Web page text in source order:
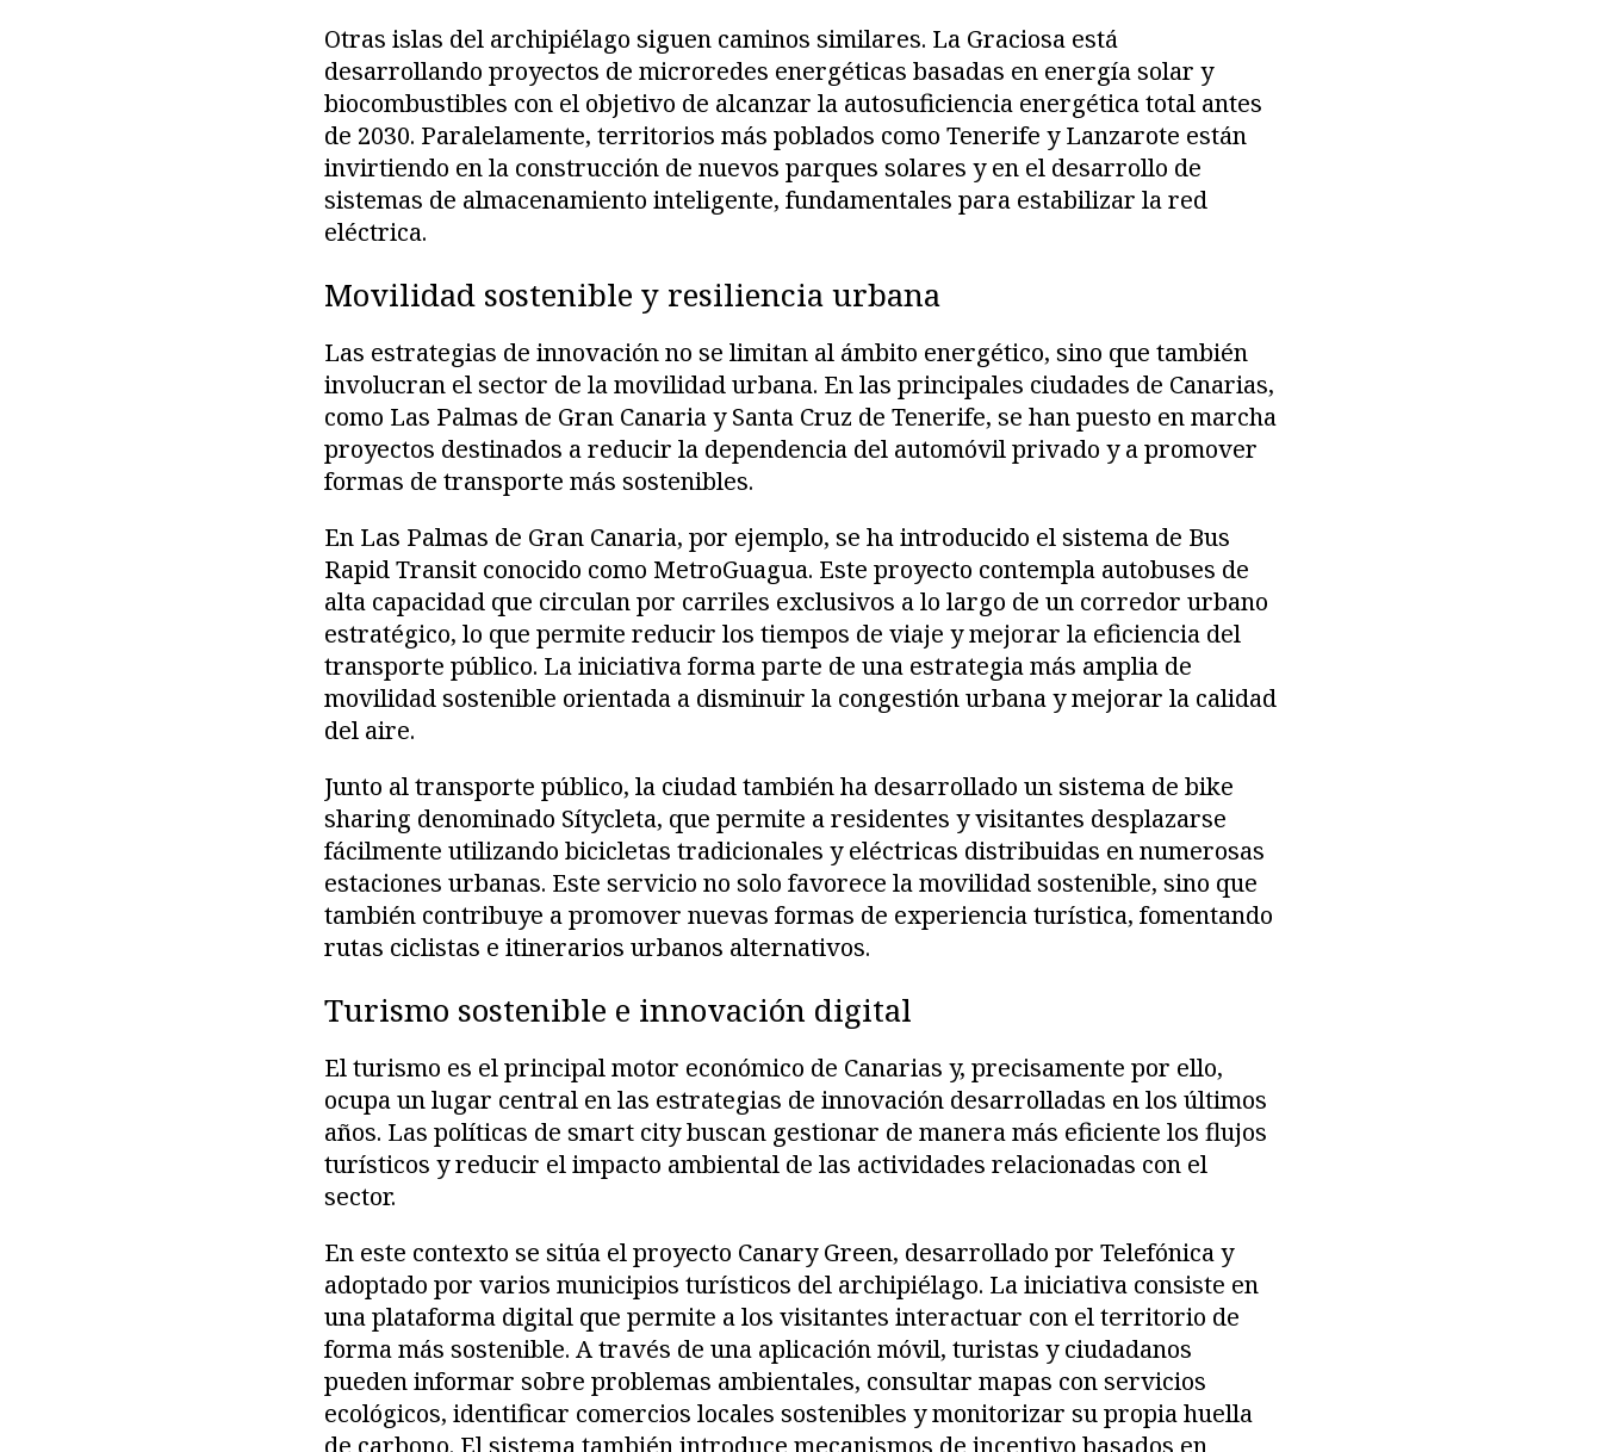
Otras islas del archipiélago siguen caminos similares. La Graciosa está
desarrollando proyectos de microredes energéticas basadas en energía solar y
biocombustibles con el objetivo de alcanzar la autosuficiencia energética total antes
de 2030. Paralelamente, territorios más poblados como Tenerife y Lanzarote están
invirtiendo en la construcción de nuevos parques solares y en el desarrollo de
sistemas de almacenamiento inteligente, fundamentales para estabilizar la red
eléctrica.
Movilidad sostenible y resiliencia urbana
Las estrategias de innovación no se limitan al ámbito energético, sino que también
involucran el sector de la movilidad urbana. En las principales ciudades de Canarias,
como Las Palmas de Gran Canaria y Santa Cruz de Tenerife, se han puesto en marcha
proyectos destinados a reducir la dependencia del automóvil privado y a promover
formas de transporte más sostenibles.
En Las Palmas de Gran Canaria, por ejemplo, se ha introducido el sistema de Bus
Rapid Transit conocido como MetroGuagua. Este proyecto contempla autobuses de
alta capacidad que circulan por carriles exclusivos a lo largo de un corredor urbano
estratégico, lo que permite reducir los tiempos de viaje y mejorar la eficiencia del
transporte público. La iniciativa forma parte de una estrategia más amplia de
movilidad sostenible orientada a disminuir la congestión urbana y mejorar la calidad
del aire.
Junto al transporte público, la ciudad también ha desarrollado un sistema de bike
sharing denominado Sítycleta, que permite a residentes y visitantes desplazarse
fácilmente utilizando bicicletas tradicionales y eléctricas distribuidas en numerosas
estaciones urbanas. Este servicio no solo favorece la movilidad sostenible, sino que
también contribuye a promover nuevas formas de experiencia turística, fomentando
rutas ciclistas e itinerarios urbanos alternativos.
Turismo sostenible e innovación digital
El turismo es el principal motor económico de Canarias y, precisamente por ello,
ocupa un lugar central en las estrategias de innovación desarrolladas en los últimos
años. Las políticas de smart city buscan gestionar de manera más eficiente los flujos
turísticos y reducir el impacto ambiental de las actividades relacionadas con el
sector.
En este contexto se sitúa el proyecto Canary Green, desarrollado por Telefónica y
adoptado por varios municipios turísticos del archipiélago. La iniciativa consiste en
una plataforma digital que permite a los visitantes interactuar con el territorio de
forma más sostenible. A través de una aplicación móvil, turistas y ciudadanos
pueden informar sobre problemas ambientales, consultar mapas con servicios
ecológicos, identificar comercios locales sostenibles y monitorizar su propia huella